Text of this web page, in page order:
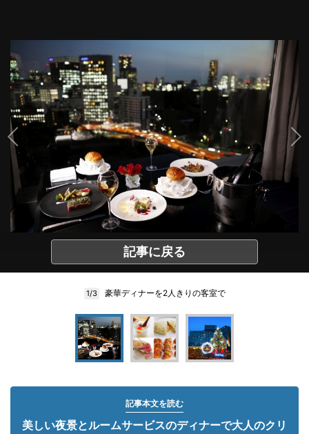
記事に戻る
1/3 豪華ディナーを2人きりの客室で
記事本文を読む
美しい夜景とルームサービスのディナーで大人のクリ